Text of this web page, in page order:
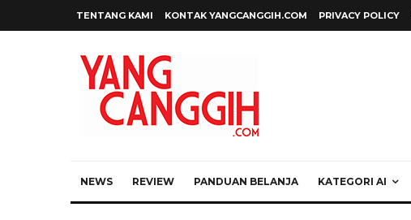
TENTANG KAMI KONTAK YANGCANGGIH.COM PRIVACY POLICY
NEWS REVIEW PANDUAN BELANJA KATEGORI AI